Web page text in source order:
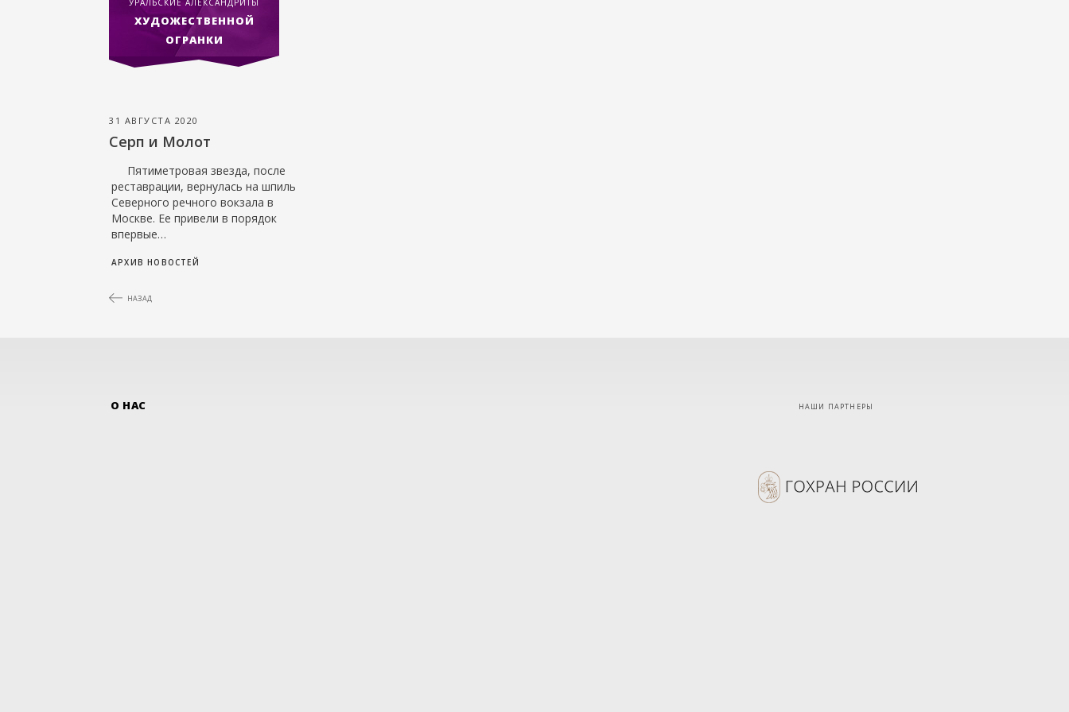
УРАЛЬСКИЕ АЛЕКСАНДРИТЫ
ХУДОЖЕСТВЕННОЙ
ОГРАНКИ
31 АВГУСТА 2020
Серп и Молот
Пятиметровая звезда, после
реставрации, вернулась на шпиль
Северного речного вокзала в
Москве. Ее привели в порядок
впервые…
АРХИВ НОВОСТЕЙ
НАЗАД
О НАС НАШИ ПАРТНЕРЫ